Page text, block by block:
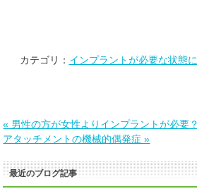
カテゴリ： インプラントが必要な状態
« 男性の方が女性よりインプラントが必要？
アタッチメントの機械的偶発症 »
最近のブログ記事